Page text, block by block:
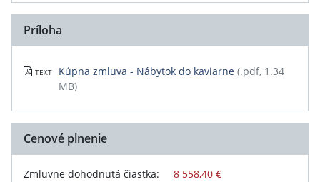
Príloha
TEXT Kúpna zmluva - Nábytok do kaviarne (.pdf, 1.34
MB)
Cenové plnenie
Zmluvne dohodnutá čiastka: 8 558,40 €